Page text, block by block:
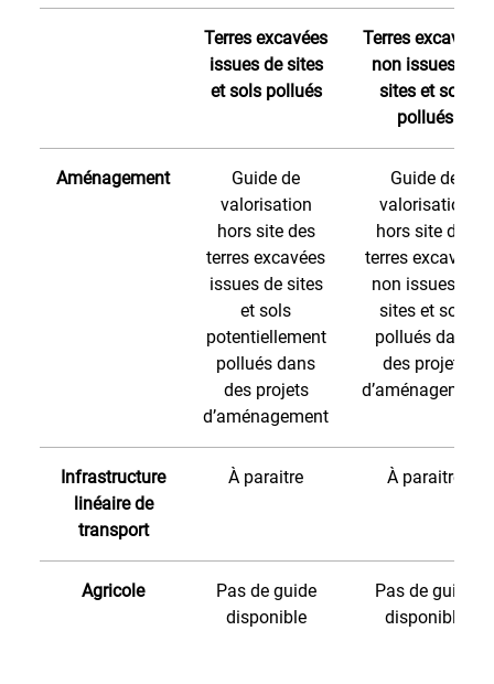
Terres excavées
issues de sites
et sols pollués
Terres excavées
non issues de
sites et sols
pollués
Aménagement
Guide de
valorisation
hors site des
terres excavées
issues de sites
et sols
potentiellement
pollués dans
des projets
d’aménagement
Guide de
valorisation
hors site des
terres excavées
non issues de
sites et sols
pollués dans
des projets
d’aménagement
Infrastructure
linéaire de
transport
À paraitre À paraitre
Agricole
Pas de guide
disponible
Pas de guide
disponible